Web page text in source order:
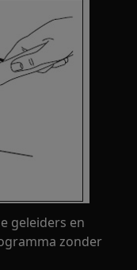
geleiders en
zonder